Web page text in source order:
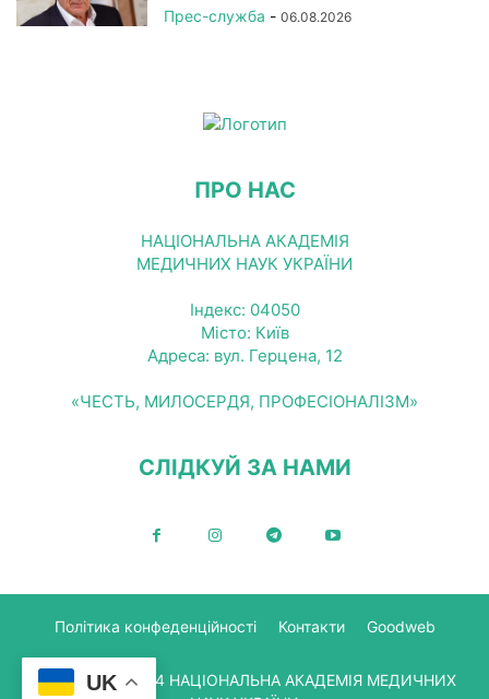
Прес-служба - 06.08.2026
ПРО НАС
НАЦІОНАЛЬНА АКАДЕМІЯ
МЕДИЧНИХ НАУК УКРАЇНИ
Індекс: 04050
Місто: Київ
Адреса: вул. Герцена, 12
«ЧЕСТЬ, МИЛОСЕРДЯ, ПРОФЕСІОНАЛІЗМ»
СЛІДКУЙ ЗА НАМИ
Політика конфеденційності Контакти Goodweb
© Copyright 2024 НАЦІОНАЛЬНА АКАДЕМІЯ МЕДИЧНИХ
UK